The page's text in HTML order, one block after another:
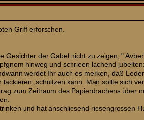
Griff erforschen.
der Gabel nicht zu zeigen, "
hinweg und schrieen lachend
werdet Ihr auch es merken, daß
,schnitzen kann. Man sollte sich
zum Zeitraum des Papierdrachens über
und hat anschliesend riesengrossen